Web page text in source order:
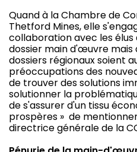
Quand à la Chambre de
Thetford Mines, elle
collaboration avec les élus
dossier main d'œuvre mais
dossiers régionaux soient
préoccupations des
de trouver des solutions
solutionner la
de s'assurer d'un tissu
prospères » de
directrice générale de la